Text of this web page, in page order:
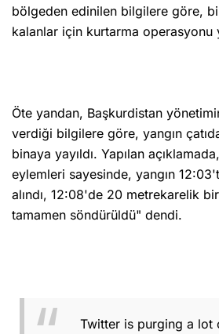
bölgeden edinilen bilgilere göre,
kalanlar için kurtarma operasyonu
Öte yandan, Başkurdistan
verdiği bilgilere göre, yangın
binaya yayıldı. Yapılan
eylemleri sayesinde, yangın
alındı, 12:08'de 20 metrekarelik
tamamen söndürüldü" dendi.
Twitter is purging a lot